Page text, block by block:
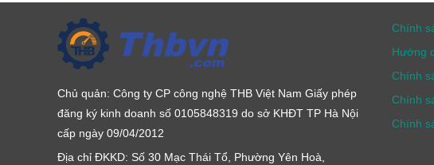
Chủ quản: Công ty CP công nghệ THB Việt Nam Giấy phép
đăng ký kinh doanh số 0105848319 do sở KHĐT TP Hà Nội
cấp ngày 09/04/2012
Địa chỉ ĐKKD: Số 30 Mạc Thái Tổ, Phường Yên Hoà,
Chính
Hướng
Chính
Chính
Chính